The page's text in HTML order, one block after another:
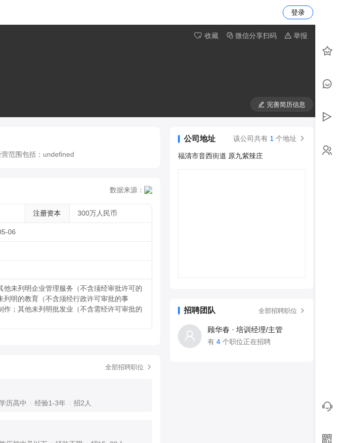
登录
收藏 微信分享扫码 举报
完善简历信息
范围包括：undefined
数据来源：
注册资本 300万人民币
06
未列明企业管理服务（不含须经审批许可的
明的教育（不含须经行政许可审批的事
；其他未列明批发业（不含需经许可审批的
全部招聘职位
历高中 经验1-3年 招2人
公司地址 该公司共有 1 个地址
福清市音西街道 原九紫辣庄
招聘团队 全部招聘职位
顾华春 · 培训经理/主管
有 4 个职位正在招聘